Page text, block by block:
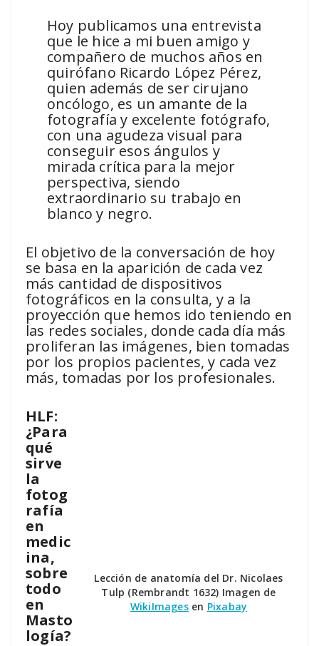
Hoy publicamos una entrevista
que le hice a mi buen amigo y
compañero de muchos años en
quirófano Ricardo López Pérez,
quien además de ser cirujano
oncólogo, es un amante de la
fotografía y excelente fotógrafo,
con una agudeza visual para
conseguir esos ángulos y
mirada crítica para la mejor
perspectiva, siendo
extraordinario su trabajo en
blanco y negro.
El objetivo de la conversación de hoy
se basa en la aparición de cada vez
más cantidad de dispositivos
fotográficos en la consulta, y a la
proyección que hemos ido teniendo en
las redes sociales, donde cada día más
proliferan las imágenes, bien tomadas
por los propios pacientes, y cada vez
más, tomadas por los profesionales.
Lección de anatomía del Dr. Nicolaes
Tulp (Rembrandt 1632) Imagen de
WikiImagesen Pixabay
HLF:
¿Para
qué
sirve
la
fotog
rafía
en
medic
ina,
sobre
todo
en
Masto
logía?